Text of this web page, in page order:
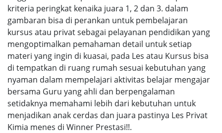
kriteria peringkat kenaika juara 1, 2 dan 3. dalam
gambaran bisa di perankan untuk pembelajaran
kursus atau privat sebagai pelayanan pendidikan yang
mengoptimalkan pemahaman detail untuk setiap
materi yang ingin di kuasai, pada Les atau Kursus bisa
di tempatkan di ruang rumah sesuai kebutuhan yang
nyaman dalam mempelajari aktivitas belajar mengajar
bersama Guru yang ahli dan berpengalaman
setidaknya memahami lebih dari kebutuhan untuk
menjadikan anak cerdas dan juara pastinya Les Privat
Kimia menes di Winner Prestasi!!.